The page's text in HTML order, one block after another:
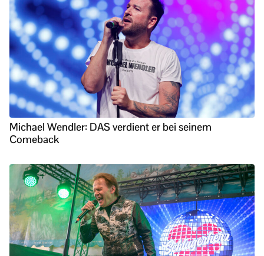
Michael Wendler: DAS verdient er bei seinem
Comeback